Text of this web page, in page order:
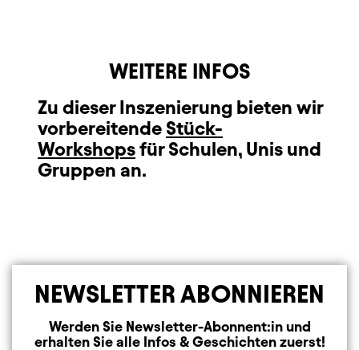
WEITERE INFOS
Zu dieser Inszenierung bieten wir
vorbereitende Stück-
Workshopsfür Schulen, Unis und
Gruppen an.
NEWSLETTER ABONNIEREN
Werden Sie Newsletter-Abonnent:in und
erhalten Sie alle Infos & Geschichten zuerst!